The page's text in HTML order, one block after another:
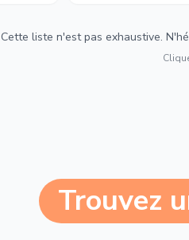
Cette liste n'est pas exhaustive.
Trouvez